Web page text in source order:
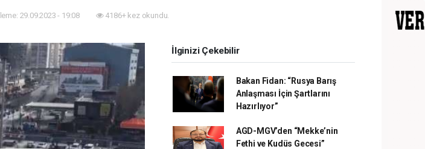
29.09.2023 - 19:08 4186+ kez okundu.
İlginizi Çekebilir
Bakan Fidan: “Rusya Barış
Anlaşması İçin Şartlarını
Hazırlıyor”
AGD-MGV’den “Mekke’nin
Fethi ve Kudüs Gecesi”